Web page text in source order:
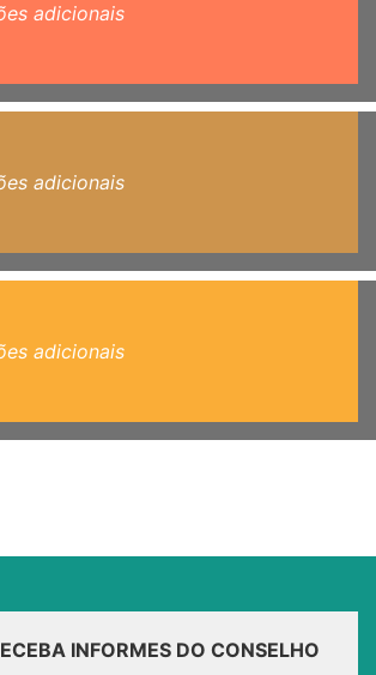
adicionais
adicionais
adicionais
INFORMES DO CONSELHO